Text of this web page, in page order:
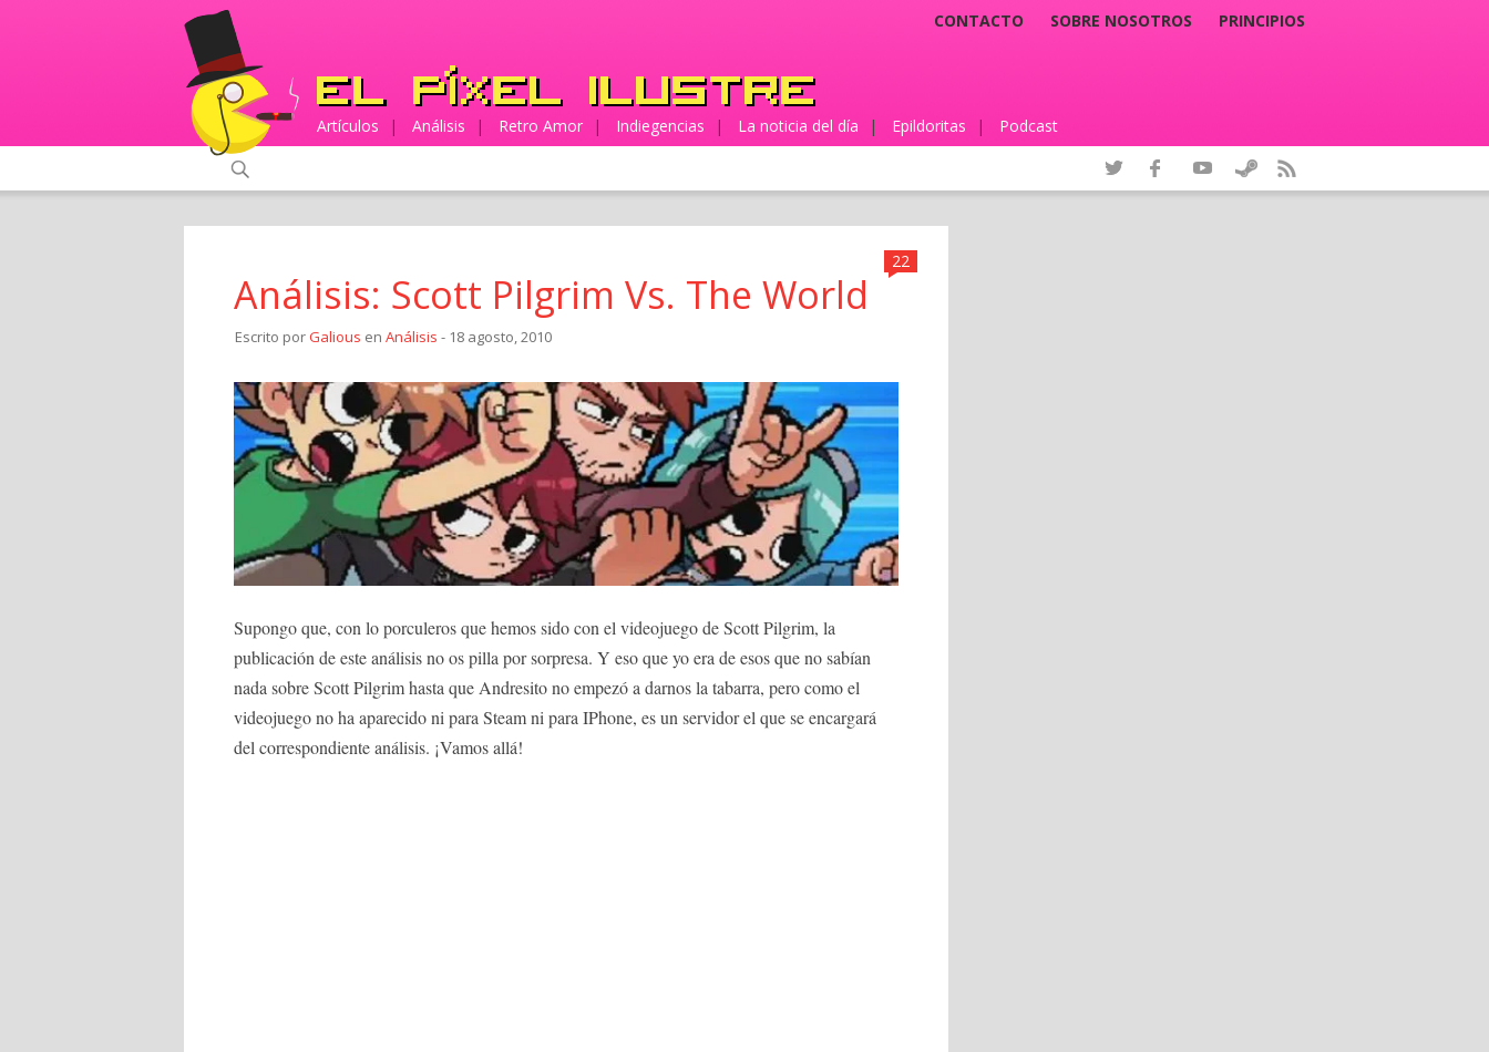
CONTACTO SOBRE NOSOTROS PRINCIPIOS
Artículos | Análisis | Retro Amor | Indiegencias | La noticia del día | Epildoritas | Podcast
22
Análisis: Scott Pilgrim Vs. The World
Escrito porGalious en Análisis - 18 agosto, 2010
Supongo que, con lo porculeros que hemos sido con el videojuego de Scott Pilgrim, la
publicación de este análisis no os pilla por sorpresa. Y eso que yo era de esos que no sabían
nada sobre Scott Pilgrim hasta que Andresito no empezó a darnos la tabarra, pero como el
videojuego no ha aparecido ni para Steam ni para IPhone, es un servidor el que se encargará
del correspondiente análisis. ¡Vamos allá!